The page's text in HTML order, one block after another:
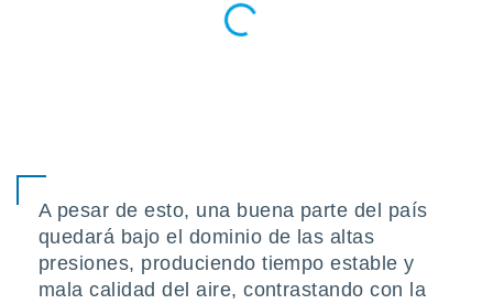
sitio
En
de que
A pesar de esto, una buena parte del país
quedará bajo el dominio de las altas
presiones, produciendo tiempo estable y
mala calidad del aire, contrastando con la